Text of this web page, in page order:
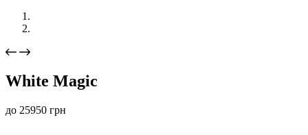
White Magic
до 25950 грн